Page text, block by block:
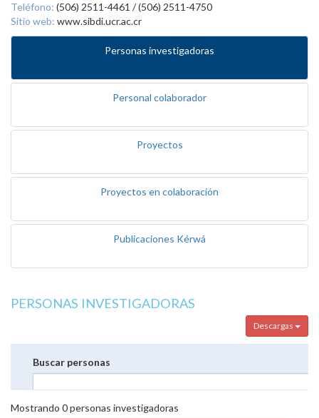
Teléfono: (506) 2511-4461 / (506) 2511-4750
Sitio web: www.sibdi.ucr.ac.cr
Personas investigadoras
Personal colaborador
Proyectos
Proyectos en colaboración
Publicaciones Kérwá
PERSONAS INVESTIGADORAS
Descargas
Buscar personas
Mostrando 0personas investigadoras